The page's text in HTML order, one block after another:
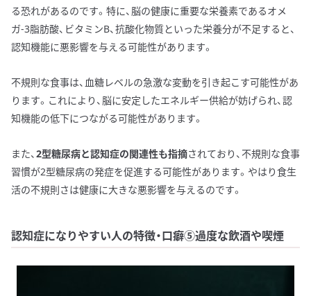
る恐れがあるのです。特に、脳の健康に重要な栄養素であるオメ
ガ-3脂肪酸、ビタミンB、抗酸化物質といった栄養分が不足すると、
認知機能に悪影響を与える可能性があります。
不規則な食事は、血糖レベルの急激な変動を引き起こす可能性があ
ります。これにより、脳に安定したエネルギー供給が妨げられ、認
知機能の低下につながる可能性があります。
また、 2型糖尿病と認知症の関連性も指摘されており、不規則な食事
習慣が2型糖尿病の発症を促進する可能性があります。やはり食生
活の不規則さは健康に大きな悪影響を与えるのです。
認知症になりやすい人の特徴・口癖⑤過度な飲酒や喫煙